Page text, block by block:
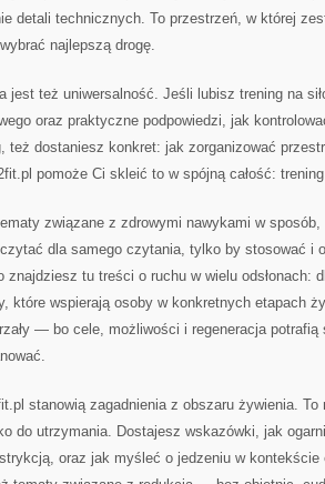
detali technicznych. To przestrzeń, w której
najlepszą drogę.
jest też uniwersalność. Jeśli lubisz trening na
oraz praktyczne podpowiedzi, jak
też dostaniesz konkret: jak zorganizować
pomoże Ci skleić to w spójną całość:
związane z zdrowymi nawykami w sposób,
dla samego czytania, tylko by stosować i
znajdziesz tu treści o ruchu w wielu odsłonach:
które wspierają osoby w konkretnych etapach
— bo cele, możliwości i regeneracja potrafią
stanowią zagadnienia z obszaru żywienia. To
do utrzymania. Dostajesz wskazówki, jak
oraz jak myśleć o jedzeniu w kontekście